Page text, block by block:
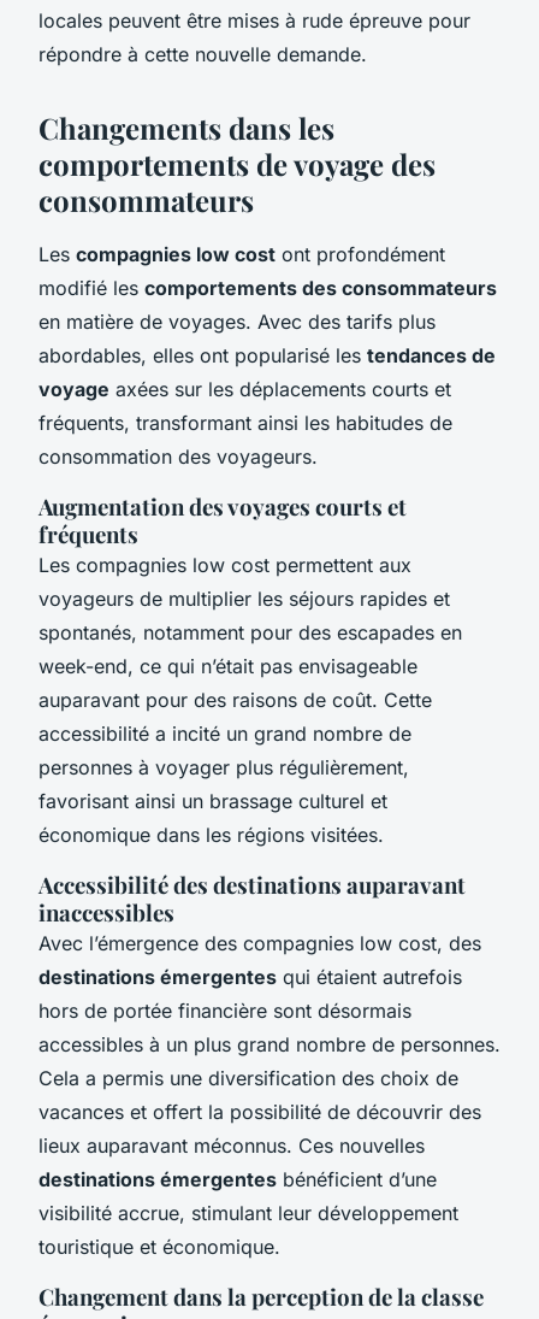
locales peuvent être mises à rude épreuve pour
répondre à cette nouvelle demande.
Changements dans les
comportements de voyage des
consommateurs
Les compagnies low cost ont profondément
modifié les comportements des consommateurs
en matière de voyages. Avec des tarifs plus
abordables, elles ont popularisé les tendances de
voyage axées sur les déplacements courts et
fréquents, transformant ainsi les habitudes de
consommation des voyageurs.
Augmentation des voyages courts et
fréquents
Les compagnies low cost permettent aux
voyageurs de multiplier les séjours rapides et
spontanés, notamment pour des escapades en
week-end, ce qui n’était pas envisageable
auparavant pour des raisons de coût. Cette
accessibilité a incité un grand nombre de
personnes à voyager plus régulièrement,
favorisant ainsi un brassage culturel et
économique dans les régions visitées.
Accessibilité des destinations auparavant
inaccessibles
Avec l’émergence des compagnies low cost, des
destinations émergentes qui étaient autrefois
hors de portée financière sont désormais
accessibles à un plus grand nombre de personnes.
Cela a permis une diversification des choix de
vacances et offert la possibilité de découvrir des
lieux auparavant méconnus. Ces nouvelles
destinations émergentes bénéficient d’une
visibilité accrue, stimulant leur développement
touristique et économique.
Changement dans la perception de la classe